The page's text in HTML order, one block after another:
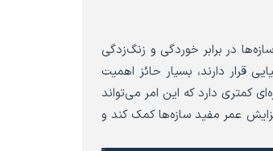
در برابر خوردگی و زنگ‌زدگی
دارند، بسیار حائز اهمیت
کمتری دارد که این امر می‌تواند
عمر مفید سازه‌ها کمک کند و